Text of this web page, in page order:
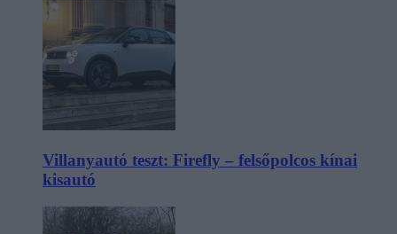
Villanyautó teszt: Firefly – felsőpolcos kínai
kisautó